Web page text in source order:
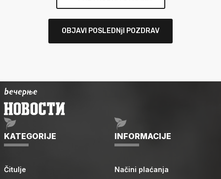
OBJAVI POSLEDNjI POZDRAV
KATEGORIJE
Čitulje
INFORMACIJE
Načini plaćanja